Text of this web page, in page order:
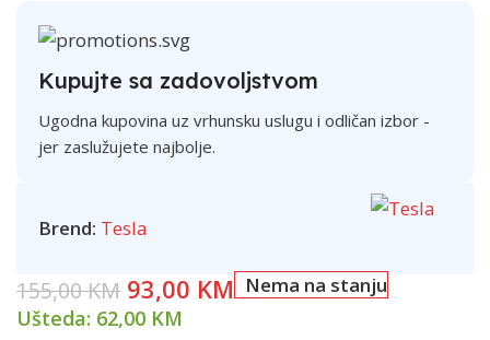
Kupujte sa zadovoljstvom
Ugodna kupovina uz vrhunsku uslugu i odličan izbor -
jer zaslužujete najbolje.
Brend: Tesla
155,00KM 93,00 KM Nema na stanju
Ušteda: 62,00 KM